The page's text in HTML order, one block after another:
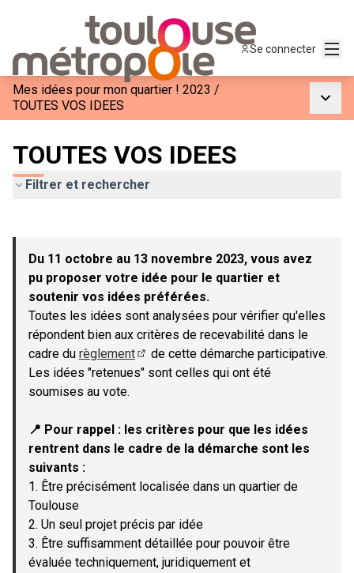
Se connecter
Mes idées pour mon quartier ! 2023 /
TOUTES VOS IDEES
TOUTES VOS IDEES
Filtrer et rechercher
−
Du 11 octobre au 13 novembre 2023, vous avez
pu proposer votre idée pour le quartier et
soutenir vos idées préférées.
Toutes les idées sont analysées pour vérifier qu'elles
répondent bien aux critères de recevabilité dans le
cadre du règlement
(Lien externe)
de cette démarche participative.
Les idées "retenues" sont celles qui ont été
soumises au vote.
📍 Pour rappel : les critères pour que les idées
rentrent dans le cadre de la démarche sont les
suivants :
1. Être précisément localisée dans un quartier de
Toulouse
2. Un seul projet précis par idée
3. Être suffisamment détaillée pour pouvoir être
évaluée techniquement, juridiquement et